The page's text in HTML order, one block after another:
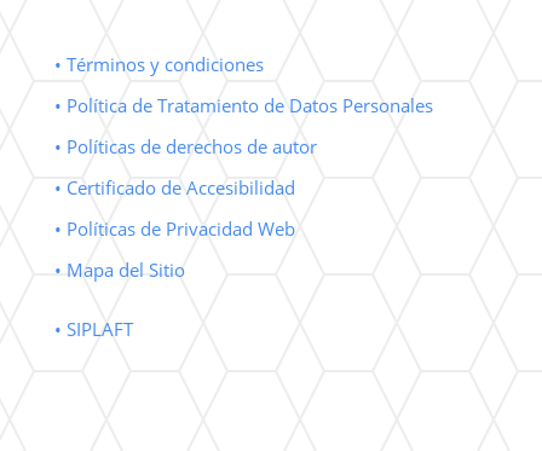
• Términos y condiciones
• Política de Tratamiento de Datos Personales
• Políticas de derechos de autor
• Certificado de Accesibilidad
• Políticas de Privacidad Web
• Mapa del Sitio
• SIPLAFT